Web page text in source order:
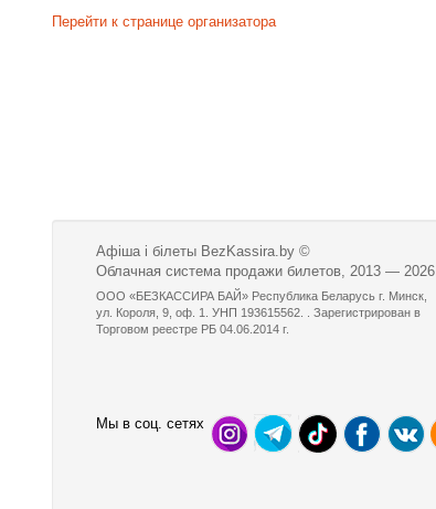
Перейти к странице организатора
Афіша і білеты BezKassira.by ©
Облачная система продажи билетов, 2013 — 2026
ООО «БЕЗКАССИРА БАЙ» Республика Беларусь г. Минск,
ул. Короля, 9, оф. 1. УНП 193615562. . Зарегистрирован в
Торговом реестре РБ 04.06.2014 г.
Мы в соц. сетях